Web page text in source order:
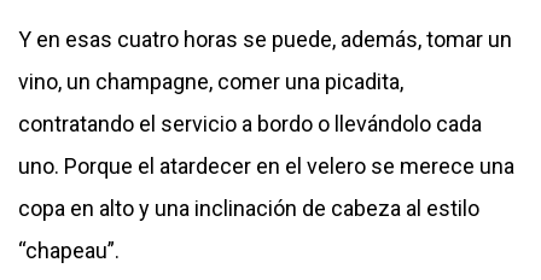
Y en esas cuatro horas se puede, además, tomar un
vino, un champagne, comer una picadita,
contratando el servicio a bordo o llevándolo cada
uno. Porque el atardecer en el velero se merece una
copa en alto y una inclinación de cabeza al estilo
“chapeau”.